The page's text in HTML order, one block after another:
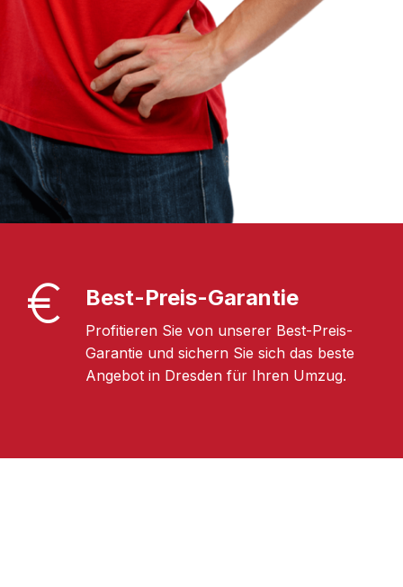
Best-Preis-Garantie
Profitieren Sie von unserer Best-Preis-
Garantie und sichern Sie sich das beste
Angebot in Dresden für Ihren Umzug.